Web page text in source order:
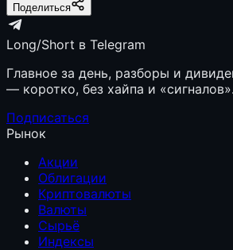
Поделиться
Long/Short в Telegram
Главное за день, разборы и
— коротко, без хайпа и «сигналов».
Подписаться
Рынок
Акции
Облигации
Криптовалюты
Валюты
Сырьё
Индексы